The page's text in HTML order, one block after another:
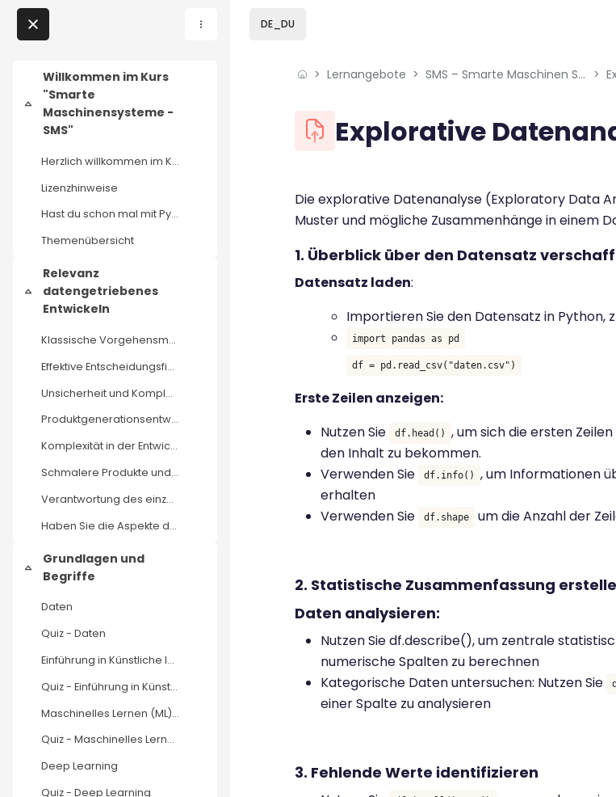
Home
Lernangebote
Meine Lernangebote
News
Veranstaltungen
Einklappen
Willkommen im Kurs
"Smarte
Maschinensysteme -
SMS"
Herzlich willkommen im Kurs SMS - Smarte Maschinen...
Lizenzhinweise
Hast du schon mal mit Python gearbeitet?
Themenübersicht
Einklappen
Relevanz
datengetriebenes
Entwickeln
Klassische Vorgehensmodelle in der Produktentwicklung und ihre Herausforderungen bei komplexen Fragen
Effektive Entscheidungsfindung in der datengetriebenen Produktentwicklung: Von Verantwortung über Komplexität zu schlankeren Produkten
Unsicherheit und Komplexität in der Produktentwicklung mit datengetriebenen Methoden bewältigen
Produktgenerationsentwicklung (PGE): Bewältigung moderner Entwicklungsherausforderungen mit datengetriebenen Ansätzen
Komplexität in der Entwicklung
Schmalere Produkte und beherrschbare Komplexität: Optimierung der Produktentwicklung
Verantwortung des einzelnen Entwickelnden
Haben Sie die Aspekte der datengesteuerten Produktentwicklung verstanden?
Einklappen
Grundlagen und
Begriffe
Daten
Quiz - Daten
Einführung in Künstliche Intelligenz (KI)
Quiz - Einführung in Künstliche Intelligenz (KI)
Maschinelles Lernen (ML) – Der Motor hinter KI
Quiz - Maschinelles Lernen
Deep Learning
Quiz - Deep Learning
Direkt zu - Schließen
DE_DU
Lernangebote SMS – Smarte Maschinen Systeme: Daten von smarten Geräten nutzen
BlöckeExplorative
Blöcke
Die explorative Datenanalyse (Exploratory Data
Muster und mögliche Zusammenhänge in einem
1. Überblick über den Datensatz
Datensatz laden:
Importieren Sie den Datensatz in Python,
import pandas as pd
df = pd.read_csv("daten.csv")
Erste Zeilen anzeigen:
Nutzen Sie
df.head()
, um sich die ersten
den Inhalt zu bekommen.
Verwenden Sie
df.info()
, um Informationen
erhalten
Verwenden Sie
df.shape um die Anzahl der
2. Statistische Zusammenfassung
Daten analysieren:
Nutzen Sie df.describe(), um zentrale
numerische Spalten zu berechnen
Kategorische Daten untersuchen: Nutzen Sie
einer Spalte zu analysieren
3. Fehlende Werte identifizieren